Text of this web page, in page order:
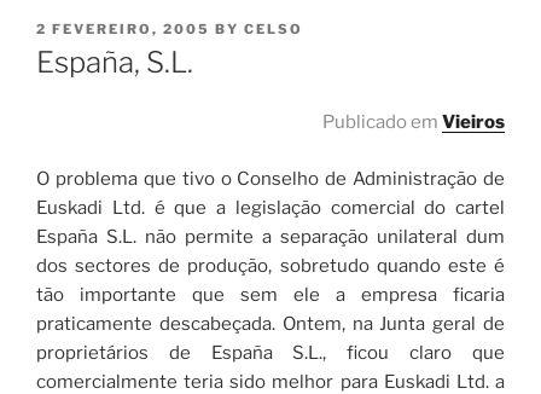
POSTED
ON
2 FEVEREIRO, 2005 BY CELSO
España, S.L.
Publicado em Vieiros
O problema que tivo o Conselho de Administração de
Euskadi Ltd. é que a legislação comercial do cartel
España S.L. não permite a separação unilateral dum
dos sectores de produção, sobretudo quando este é
tão importante que sem ele a empresa ficaria
praticamente descabeçada. Ontem, na Junta geral de
proprietários de España S.L., ficou claro que
comercialmente teria sido melhor para Euskadi Ltd. a